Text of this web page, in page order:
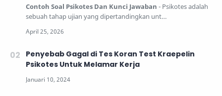
Contoh Soal Psikotes Dan Kunci Jawaban - Psikotes adalah
sebuah tahap ujian yang dipertandingkan unt…
Penyebab Gagal di Tes Koran Test Kraepelin
Psikotes Untuk Melamar Kerja